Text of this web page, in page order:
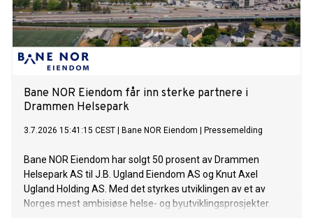
Bane NOR Eiendom får inn sterke partnere i
Drammen Helsepark
3.7.2026 15:41:15 CEST Bane NOR Eiendom Pressemelding
Bane NOR Eiendom har solgt 50 prosent av Drammen
Helsepark AS til J.B. Ugland Eiendom AS og Knut Axel
Ugland Holding AS. Med det styrkes utviklingen av et av
Norges mest ambisiøse helse- og byutviklingsprosjekter.